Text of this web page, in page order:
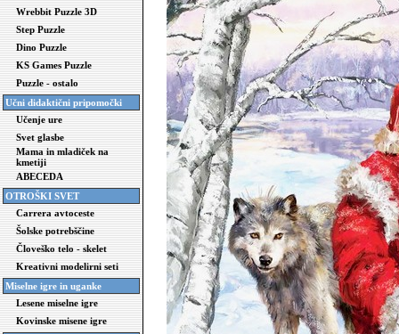
Wrebbit Puzzle 3D
Step Puzzle
Dino Puzzle
KS Games Puzzle
Puzzle - ostalo
Učni didaktični pripomočki
Učenje ure
Svet glasbe
Mama in mladiček na
kmetiji
ABECEDA
OTROŠKI SVET
Carrera avtoceste
Šolske potrebščine
Človeško telo - skelet
Kreativni modelirni seti
Miselne igre in uganke
Lesene miselne igre
Kovinske misene igre